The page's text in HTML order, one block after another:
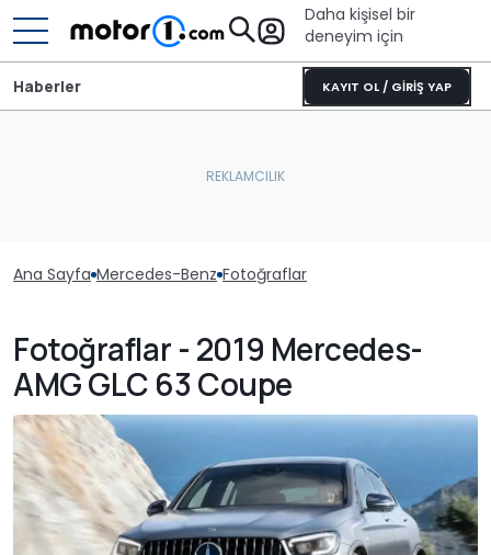
Daha kişisel bir
deneyim için
KAYIT OL / GİRİŞ YAP
Haberler
Ana Sayfa Mercedes-Benz Fotoğraflar
Fotoğraflar - 2019 Mercedes-
AMG GLC 63 Coupe